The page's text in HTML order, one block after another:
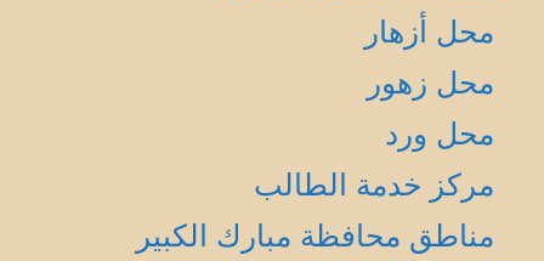
محل أزهار
محل زهور
محل ورد
مركز خدمة الطالب
مناطق محافظة مبارك الكبير